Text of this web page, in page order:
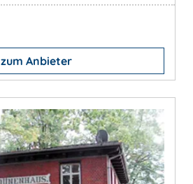
zum Anbieter